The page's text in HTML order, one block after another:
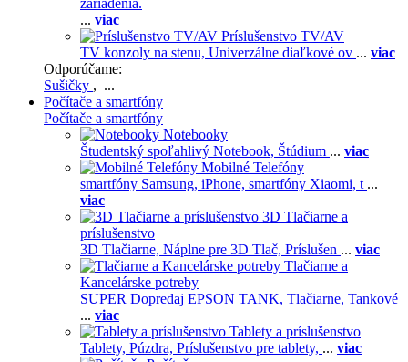
zariadenia.
... viac
Príslušenstvo TV/AV
TV konzoly na stenu, Univerzálne diaľkové ov ... viac
Odporúčame:
Sušičky , ...
Počítače a smartfóny
Počítače a smartfóny
Notebooky
Študentský spoľahlivý Notebook, Štúdium ... viac
Mobilné Telefóny
smartfóny Samsung, iPhone, smartfóny Xiaomi, t ...
viac
3D Tlačiarne a
príslušenstvo
3D Tlačiarne, Náplne pre 3D Tlač, Príslušen ... viac
Tlačiarne a
Kancelárske potreby
SUPER Dopredaj EPSON TANK, Tlačiarne, Tankové
... viac
Tablety a príslušenstvo
Tablety, Púzdra, Príslušenstvo pre tablety, ... viac